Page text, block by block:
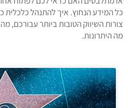
כל המידע הנחוץ. איך להתנהל כלכלית
צורות השיווק הטובות ביותר עבורכם,
מה היתרונות.